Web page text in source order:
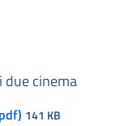
due cinema
141 KB